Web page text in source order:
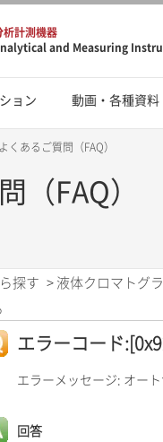
析計測機器
and Measuring
ョン 動画・各種資料
よくあるご質問（FAQ）
（FAQ）
探す > 液体クロマトグラ
エラーコード
エラーメッセージ: オー
回答